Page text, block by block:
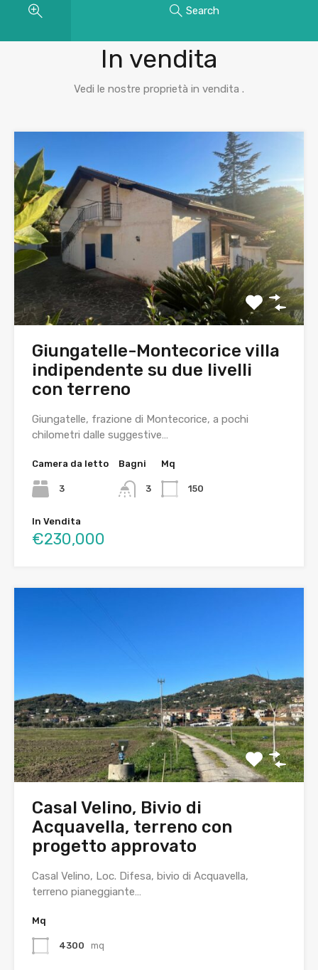
Search
In vendita
Vedi le nostre proprietà in vendita .
Giungatelle-Montecorice villa
indipendente su due livelli
con terreno
Giungatelle, frazione di Montecorice, a pochi
chilometri dalle suggestive…
Camera da letto
3
Bagni
3
Mq
150
In Vendita
€230,000
Casal Velino, Bivio di
Acquavella, terreno con
progetto approvato
Casal Velino, Loc. Difesa, bivio di Acquavella,
terreno pianeggiante…
Mq
4300 mq